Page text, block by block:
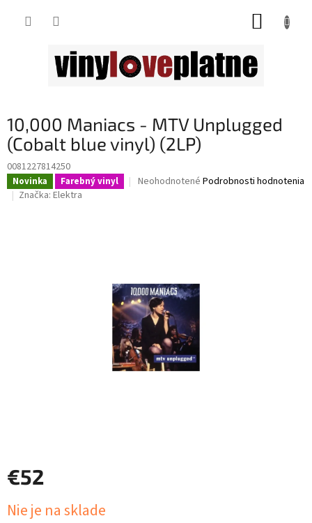
10,000 Maniacs - MTV Unplugged
(Cobalt blue vinyl) (2LP)
0081227814250
Novinka Farebný vinyl
Priemerné
Neohodnotené Podrobnosti hodnotenia
Značka: Elektra
€52
cena:
Nie je na sklade